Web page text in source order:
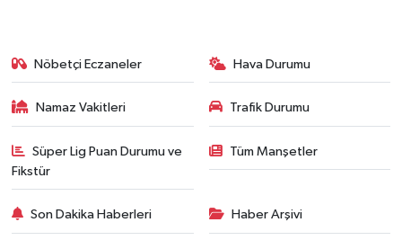
Nöbetçi Eczaneler Hava Durumu
Namaz Vakitleri Trafik Durumu
Süper Lig Puan Durumu ve
Fikstür
Tüm Manşetler
Son Dakika Haberleri Haber Arşivi